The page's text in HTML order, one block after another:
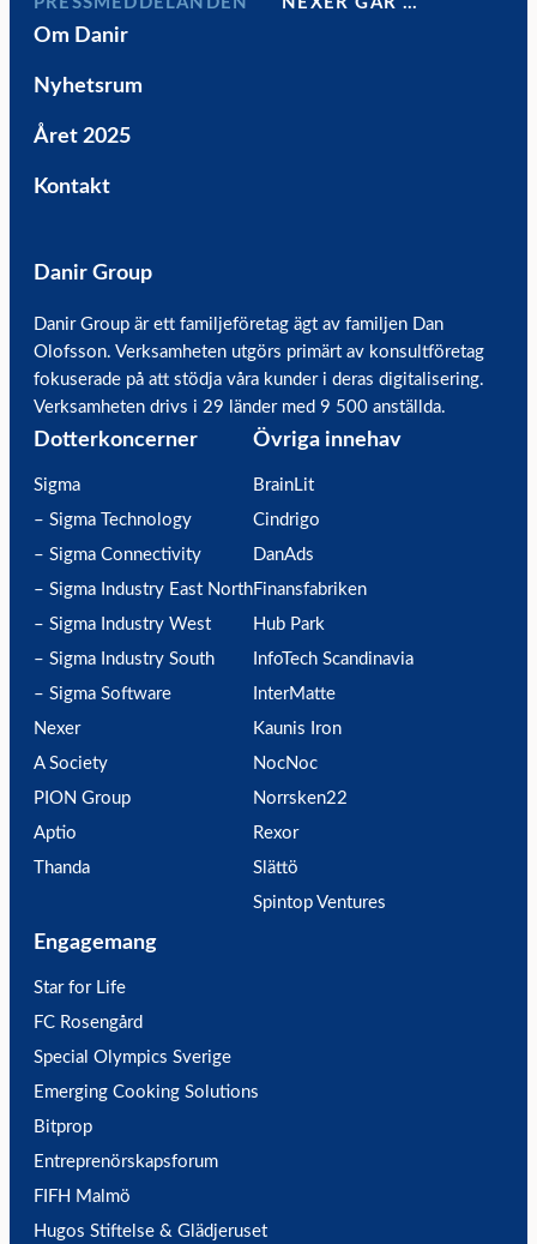
Om Danir
Nyhetsrum
Året 2025
Kontakt
Danir Group
Danir Group är ett familjeföretag ägt av familjen Dan
Olofsson. Verksamheten utgörs primärt av konsultföretag
fokuserade på att stödja våra kunder i deras digitalisering.
Verksamheten drivs i 29 länder med 9 500 anställda.
Dotterkoncerner
Sigma
– Sigma Technology
– Sigma Connectivity
– Sigma Industry East North
– Sigma Industry West
– Sigma Industry South
– Sigma Software
Nexer
A Society
PION Group
Aptio
Thanda
Övriga innehav
BrainLit
Cindrigo
DanAds
Finansfabriken
Hub Park
InfoTech Scandinavia
InterMatte
Kaunis Iron
NocNoc
Norrsken22
Rexor
Slättö
Spintop Ventures
Engagemang
Star for Life
FC Rosengård
Special Olympics Sverige
Emerging Cooking Solutions
Bitprop
Entreprenörskapsforum
FIFH Malmö
Hugos Stiftelse & Glädjeruset